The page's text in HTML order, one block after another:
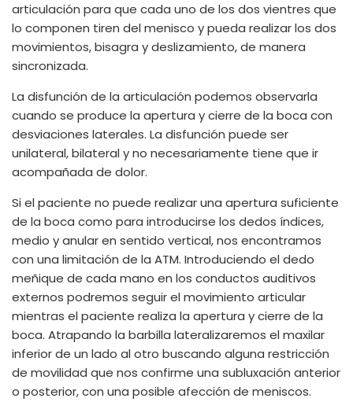
articulación para que cada uno de los dos vientres que
lo componen tiren del menisco y pueda realizar los dos
movimientos, bisagra y deslizamiento, de manera
sincronizada.
La disfunción de la articulación podemos observarla
cuando se produce la apertura y cierre de la boca con
desviaciones laterales. La disfunción puede ser
unilateral, bilateral y no necesariamente tiene que ir
acompañada de dolor.
Si el paciente no puede realizar una apertura suficiente
de la boca como para introducirse los dedos índices,
medio y anular en sentido vertical, nos encontramos
con una limitación de la ATM. Introduciendo el dedo
meñique de cada mano en los conductos auditivos
externos podremos seguir el movimiento articular
mientras el paciente realiza la apertura y cierre de la
boca. Atrapando la barbilla lateralizaremos el maxilar
inferior de un lado al otro buscando alguna restricción
de movilidad que nos confirme una subluxación anterior
o posterior, con una posible afección de meniscos.